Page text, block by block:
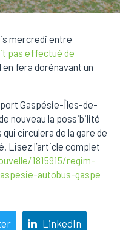
mercredi entre
pas effectué de
en fera dorénavant un
Gaspésie-Îles-de-
nouveau la possibilité
qui circulera de la gare de
Lisez l’article complet
1815915/regim-
autobus-gaspe
LinkedIn